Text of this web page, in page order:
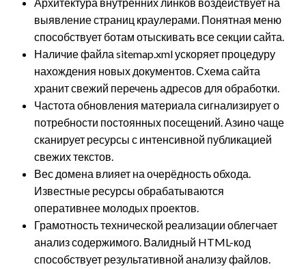
выявление страниц краулерами. Понятная меню
способствует ботам отыскивать все секции сайта.
Наличие файла sitemap.xml ускоряет процедуру
нахождения новых документов. Схема сайта
хранит свежий перечень адресов для обработки.
Частота обновления материала сигнализирует о
потребности постоянных посещений. Азино чаще
сканирует ресурсы с интенсивной публикацией
свежих текстов.
Вес домена влияет на очерёдность обхода.
Известные ресурсы обрабатываются
оперативнее молодых проектов.
Грамотность технической реализации облегчает
анализ содержимого. Валидный HTML-код
способствует результативной анализу файлов.